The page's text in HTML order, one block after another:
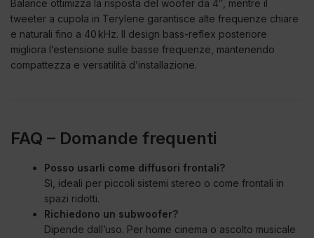
Balance ottimizza la risposta del woofer da 4″, mentre il
tweeter a cupola in Terylene garantisce alte frequenze chiare
e naturali fino a 40 kHz. Il design bass-reflex posteriore
migliora l’estensione sulle basse frequenze, mantenendo
compattezza e versatilità d’installazione.
FAQ – Domande frequenti
Posso usarli come diffusori frontali?
Sì, ideali per piccoli sistemi stereo o come frontali in
spazi ridotti.
Richiedono un subwoofer?
Dipende dall’uso. Per home cinema o ascolto musicale